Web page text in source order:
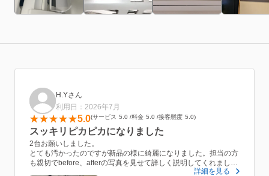
H.Yさん
利用日：2026年7月
5.0 サービス 5.0 料金 5.0 接客態度 5.0
スッキリピカピカになりました
2台お願いしました。
とても汚かったのですが新品の様に綺麗になりました。担当の方
も親切でbefore、afterの写真を見せて詳しく説明してくれまし
詳細を見る